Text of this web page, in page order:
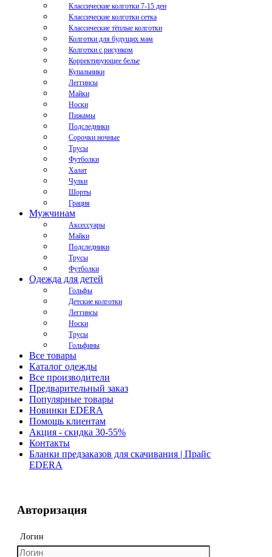
Классические колготки 7-15 ден
Классические колготки сетка
Классические тёплые колготки
Колготки для будущих мам
Колготки с рисунком
Корректирующее белье
Купальники
Леггинсы
Майки
Носки
Пижамы
Подследники
Сорочки ночные
Трусы
Футболки
Халат
Чулки
Шорты
Грация
Мужчинам
Аксессуары
Майки
Подследники
Трусы
Футболки
Одежда для детей
Гольфы
Детские колготки
Леггинсы
Носки
Трусы
Гольфины
Все товары
Каталог одежды
Все производители
Предварительный заказ
Популярные товары
Новинки EDERA
Помощь клиентам
Акция - скидка 30-55%
Контакты
Бланки предзаказов для скачивания | Прайс
EDERA
Авторизация
Логин